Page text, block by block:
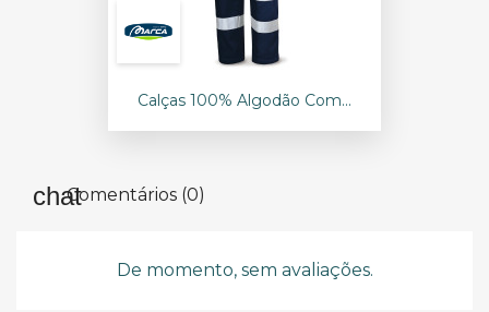
Calças 100% Algodão Com...
Comentários (0)
De momento, sem avaliações.